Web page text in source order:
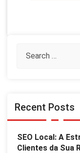
Recent Posts
SEO Local: A
Clientes da Sua